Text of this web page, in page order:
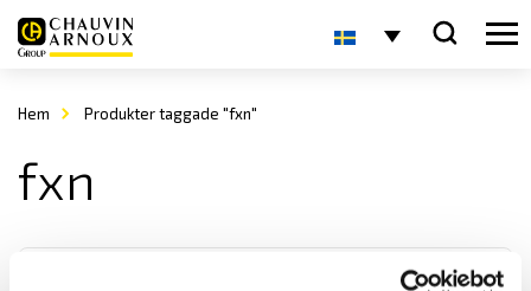
Hem Produkter taggade "fxn"
fxn